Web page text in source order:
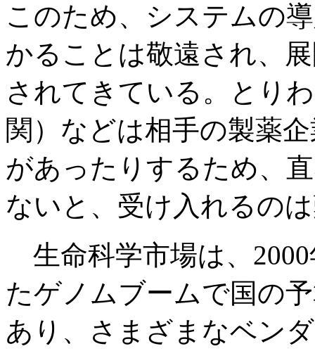
このため、システムの
かることは敬遠され、
されてきている。とり
関）などは相手の製薬
があったりするため、
ないと、受け入れるの
生命科学市場は、
たゲノムブームで国の
あり、さまざまなベン